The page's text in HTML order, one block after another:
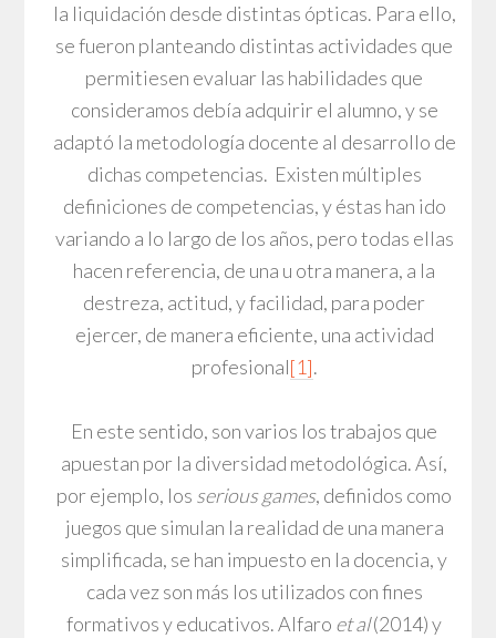
la liquidación desde distintas ópticas. Para ello,
se fueron planteando distintas actividades que
permitiesen evaluar las habilidades que
consideramos debía adquirir el alumno, y se
adaptó la metodología docente al desarrollo de
dichas competencias. Existen múltiples
definiciones de competencias, y éstas han ido
variando a lo largo de los años, pero todas ellas
hacen referencia, de una u otra manera, a la
destreza, actitud, y facilidad, para poder
ejercer, de manera eficiente, una actividad
profesional[1].
En este sentido, son varios los trabajos que
apuestan por la diversidad metodológica. Así,
por ejemplo, los serious games, definidos como
juegos que simulan la realidad de una manera
simplificada, se han impuesto en la docencia, y
cada vez son más los utilizados con fines
formativos y educativos. Alfaro et al(2014) y